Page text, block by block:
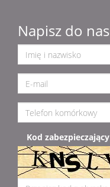
Napisz do nas
Kod zabezpieczający